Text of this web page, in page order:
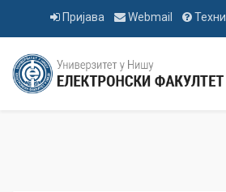
Пријава Webmail